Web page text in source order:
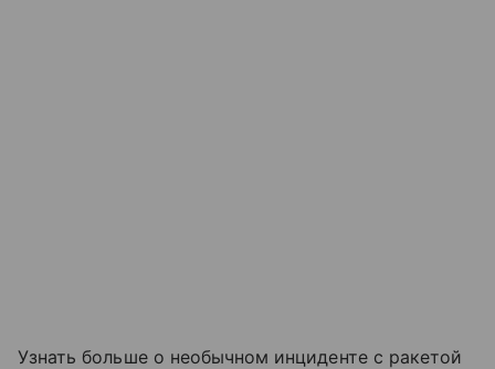
Узнать больше о необычном инциденте с ракетой